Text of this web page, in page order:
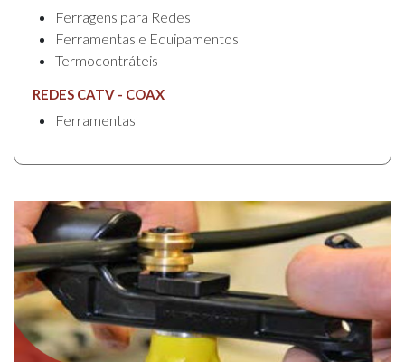
Ferragens para Redes
Ferramentas e Equipamentos
Termocontráteis
REDES CATV - COAX
Ferramentas